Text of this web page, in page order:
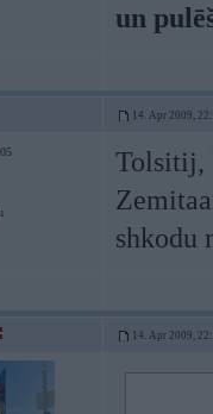
un
14. Apr 2009,
Tolsitij,
shkodu
14. Apr 2009,